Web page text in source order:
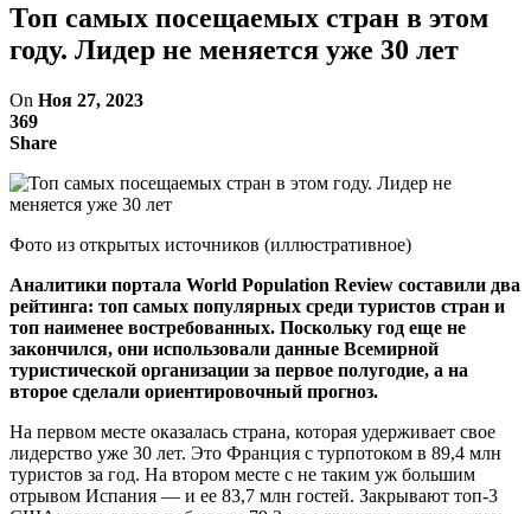
Топ самых посещаемых стран в этом
году. Лидер не меняется уже 30 лет
On Ноя 27, 2023
369
Share
Фото из открытых источников (иллюстративное)
Аналитики портала World Population Review составили два
рейтинга: топ самых популярных среди туристов стран и
топ наименее востребованных. Поскольку год еще не
закончился, они использовали данные Всемирной
туристической организации за первое полугодие, а на
второе сделали ориентировочный прогноз.
На первом месте оказалась страна, которая удерживает свое
лидерство уже 30 лет. Это Франция с турпотоком в 89,4 млн
туристов за год. На втором месте с не таким уж большим
отрывом Испания — и ее 83,7 млн гостей. Закрывают топ-3